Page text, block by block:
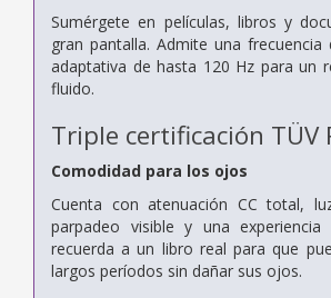
Sumérgete en películas, libros y
gran pantalla. Admite una frecuencia
adaptativa de hasta 120 Hz para un
fluido.
Triple certificación TÜV
Comodidad para los ojos
Cuenta con atenuación CC total,
parpadeo visible y una
recuerda a un libro real para que
largos períodos sin dañar sus ojos.